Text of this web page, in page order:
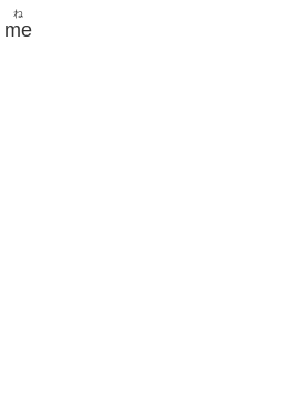
me
ね